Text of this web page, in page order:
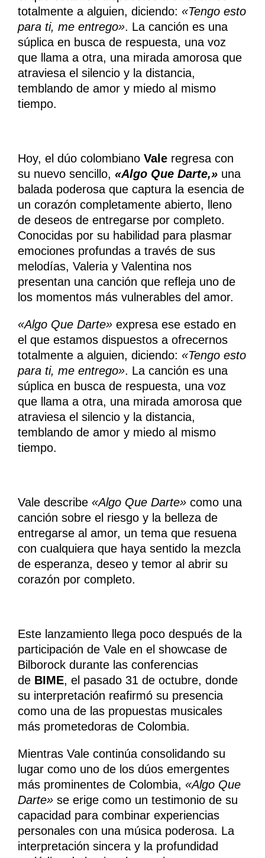
totalmente a alguien, diciendo: «Tengo esto
para ti, me entrego». La canción es una
súplica en busca de respuesta, una voz
que llama a otra, una mirada amorosa que
atraviesa el silencio y la distancia,
temblando de amor y miedo al mismo
tiempo.
Hoy, el dúo colombiano Vale regresa con
su nuevo sencillo, «Algo Que Darte,» una
balada poderosa que captura la esencia de
un corazón completamente abierto, lleno
de deseos de entregarse por completo.
Conocidas por su habilidad para plasmar
emociones profundas a través de sus
melodías, Valeria y Valentina nos
presentan una canción que refleja uno de
los momentos más vulnerables del amor.
«Algo Que Darte» expresa ese estado en
el que estamos dispuestos a ofrecernos
totalmente a alguien, diciendo: «Tengo esto
para ti, me entrego». La canción es una
súplica en busca de respuesta, una voz
que llama a otra, una mirada amorosa que
atraviesa el silencio y la distancia,
temblando de amor y miedo al mismo
tiempo.
Vale describe «Algo Que Darte» como una
canción sobre el riesgo y la belleza de
entregarse al amor, un tema que resuena
con cualquiera que haya sentido la mezcla
de esperanza, deseo y temor al abrir su
corazón por completo.
Este lanzamiento llega poco después de la
participación de Vale en el showcase de
Bilborock durante las conferencias
de BIME, el pasado 31 de octubre, donde
su interpretación reafirmó su presencia
como una de las propuestas musicales
más prometedoras de Colombia.
Mientras Vale continúa consolidando su
lugar como uno de los dúos emergentes
más prominentes de Colombia, «Algo Que
Darte» se erige como un testimonio de su
capacidad para combinar experiencias
personales con una música poderosa. La
interpretación sincera y la profundidad